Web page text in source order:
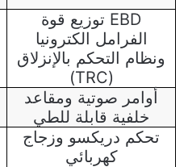
EBD توزيع قوة
الفرامل الكترونيا
ونظام التحكم بالإنزلاق
(
TRC
)
أوامر صوتية ومقاعد
خلفية قابلة للطي
تحكم دريكسو وزجاج
كهربائي